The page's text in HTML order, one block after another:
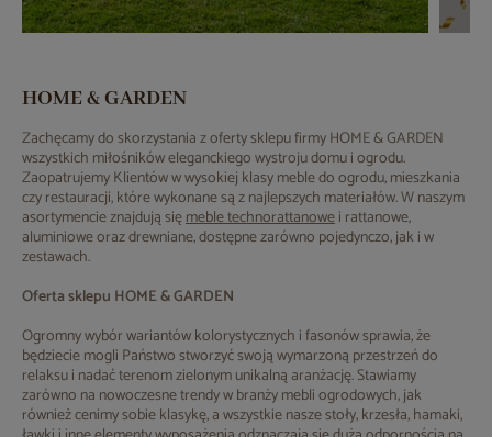
HOME & GARDEN
Zachęcamy do skorzystania z oferty sklepu firmy HOME & GARDEN
wszystkich miłośników eleganckiego wystroju domu i ogrodu.
Zaopatrujemy Klientów w wysokiej klasy meble do ogrodu, mieszkania
czy restauracji, które wykonane są z najlepszych materiałów. W naszym
asortymencie znajdują sięmeble technorattanowei rattanowe,
aluminiowe oraz drewniane, dostępne zarówno pojedynczo, jak i w
zestawach.
Oferta sklepu HOME & GARDEN
Ogromny wybór wariantów kolorystycznych i fasonów sprawia, że
będziecie mogli Państwo stworzyć swoją wymarzoną przestrzeń do
relaksu i nadać terenom zielonym unikalną aranżację. Stawiamy
zarówno na nowoczesne trendy w branży mebli ogrodowych, jak
również cenimy sobie klasykę, a wszystkie nasze stoły, krzesła, hamaki,